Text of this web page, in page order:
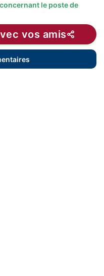
concernant le poste de
vos amis